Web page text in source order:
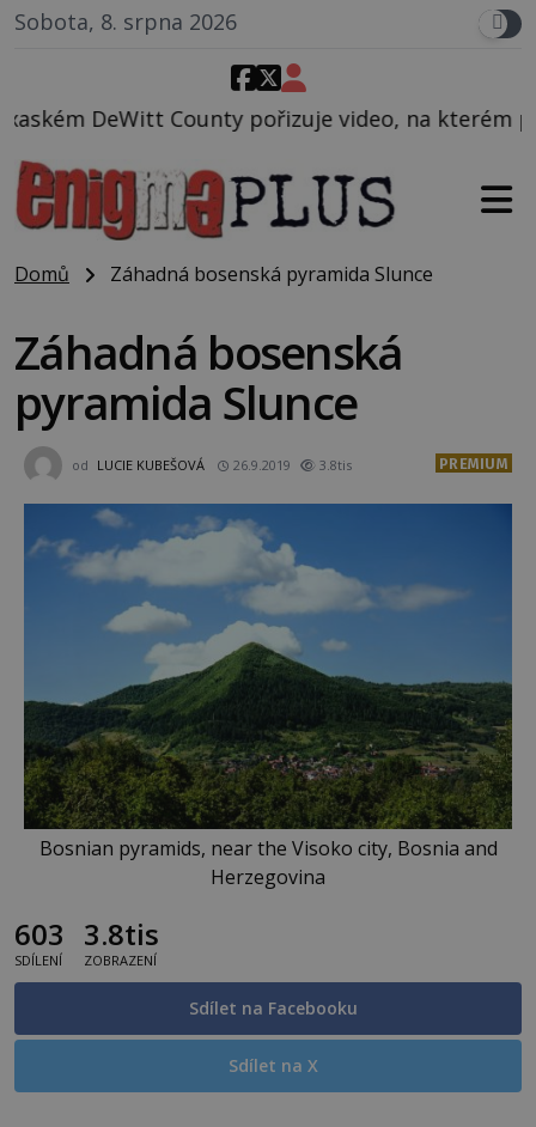
Sobota, 8. srpna 2026
pořizuje video, na kterém před jeho vozem po
Domů Záhadná bosenská pyramida Slunce
Záhadná bosenská
pyramida Slunce
od LUCIE KUBEŠOVÁ 26.9.2019 3.8tis PREMIUM
Bosnian pyramids, near the Visoko city, Bosnia and
Herzegovina
603
SDÍLENÍ
3.8tis
ZOBRAZENÍ
Sdílet na Facebooku
Sdílet na X